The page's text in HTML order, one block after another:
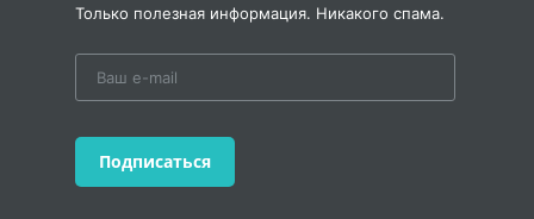
Только полезная информация. Никакого спама.
Подписаться